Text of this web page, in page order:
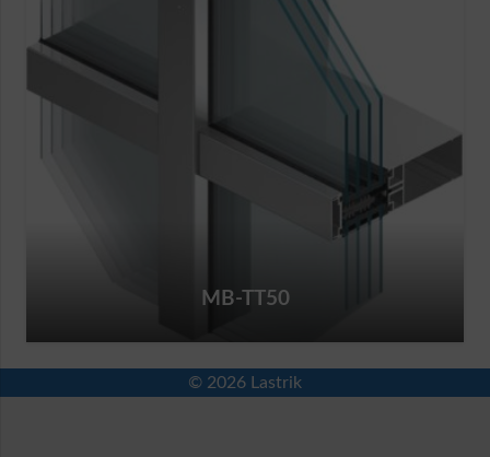
MB-TT50
© 2026 Lastrik